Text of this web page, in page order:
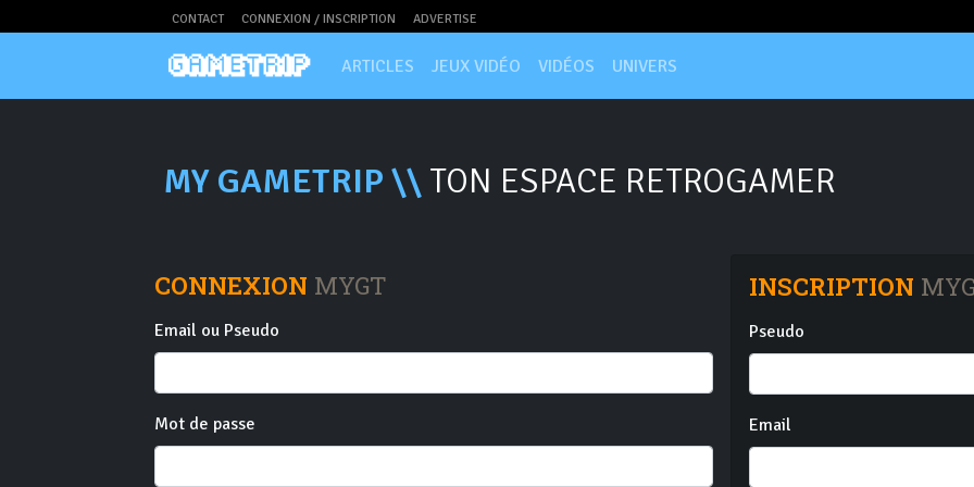
CONTACT CONNEXION / INSCRIPTION ADVERTISE
ARTICLES JEUX VIDÉO VIDÉOS UNIVERS
MY GAMETRIP \\ TON ESPACE RETROGAMER
CONNEXION MYGT
Email ou Pseudo
Mot de passe
INSCRIPTION
Pseudo
Email